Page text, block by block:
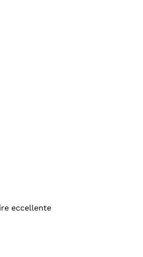
eccellente